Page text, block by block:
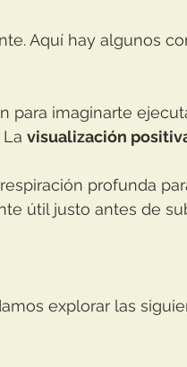
Aquí hay algunos
para imaginarte
visualización
profunda
útil justo antes de
explorar las